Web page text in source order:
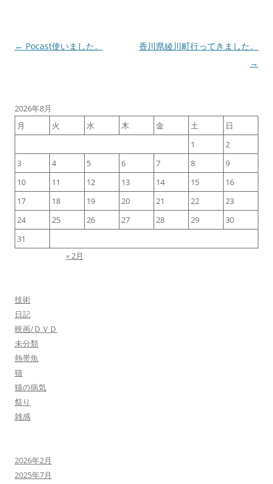
投
ゲ
ー
ョ
ン
← Pocast使いました。
香川県綾川町行ってきました。
→
2026年8月
月
火 水 木 金 土
日
1
2
3
4 5 6 7 8
9
10
11 12 13 14 15
16
17
18 19 20 21 22
23
24
25 26 27 28 29
30
31
« 2月
技術
日記
映画/ＤＶＤ
未分類
熱帯魚
猫
猫の病気
祭り
雑感
2026年2月
2025年7月